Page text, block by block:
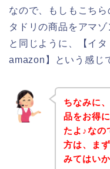
なので、もしもこち
タドリの商品をアマ
と同じように、【イ
amazon】という感じ
ちなみに
品をお得
たよ♪なの
方は、ま
みてはい